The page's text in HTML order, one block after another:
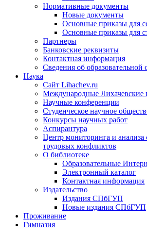
Нормативные документы
Новые документы
Основные приказы для
Основные приказы для
Партнеры
Банковские реквизиты
Контактная информация
Сведения об образовательной
Наука
Сайт Lihachev.ru
Международные Лихачевские
Научные конференции
Студенческое научное
Конкурсы научных работ
Аспирантура
Центр мониторинга и анализа
трудовых конфликтов
О библиотеке
Образовательные
Электронный каталог
Контактная информация
Издательство
Издания СПбГУП
Новые издания СПбГУП
Проживание
Гимназия